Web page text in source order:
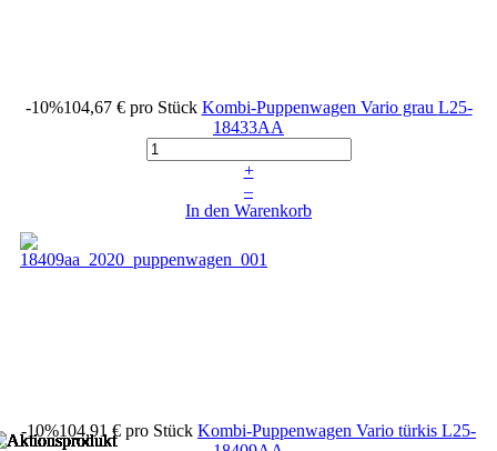
-10%104,67 € pro Stück Kombi-Puppenwagen Vario grau L25-
18433AA
+
–
In den Warenkorb
-10%104,91 € pro Stück Kombi-Puppenwagen Vario türkis L25-